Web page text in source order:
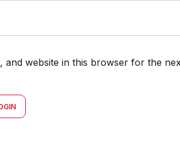
and website in this browser for the